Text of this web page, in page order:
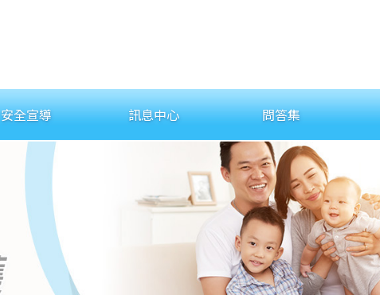
安全宣導 訊息中心 問答集